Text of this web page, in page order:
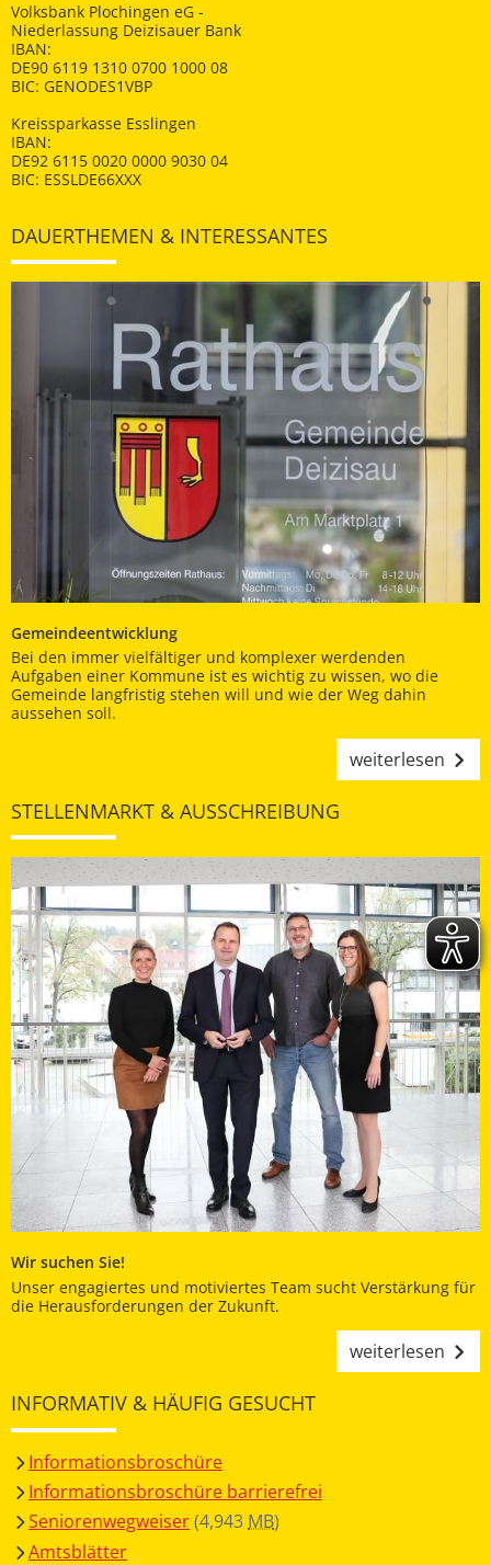
Volksbank Plochingen eG -
Niederlassung Deizisauer Bank
IBAN:
DE90 6119 1310 0700 1000 08
BIC: GENODES1VBP
Kreissparkasse Esslingen
IBAN:
DE92 6115 0020 0000 9030 04
BIC: ESSLDE66XXX
DAUERTHEMEN & INTERESSANTES
Gemeindeentwicklung
Bei den immer vielfältiger und komplexer werdenden
Aufgaben einer Kommune ist es wichtig zu wissen, wo die
Gemeinde langfristig stehen will und wie der Weg dahin
aussehen soll.
weiterlesen
STELLENMARKT & AUSSCHREIBUNG
Wir suchen Sie!
Unser engagiertes und motiviertes Team sucht Verstärkung für
die Herausforderungen der Zukunft.
weiterlesen
INFORMATIV & HÄUFIG GESUCHT
Informationsbroschüre
Informationsbroschüre barrierefrei
Seniorenwegweiser(4,943MB)
Amtsblätter